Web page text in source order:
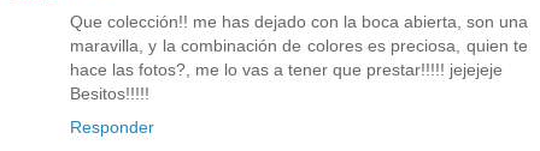
Que colección!! me has dejado con la boca abierta, son una
maravilla, y la combinación de colores es preciosa, quien te
hace las fotos?, me lo vas a tener que prestar!!!!! jejejeje
Besitos!!!!!
Responder